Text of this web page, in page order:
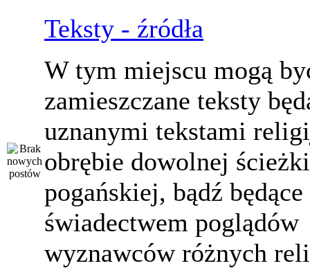
Teksty - źródła
W tym miejscu mogą
zamieszczane teksty
uznanymi tekstami
obrębie dowolnej ścieżki
pogańskiej, bądź będące
świadectwem poglądów
wyznawców różnych